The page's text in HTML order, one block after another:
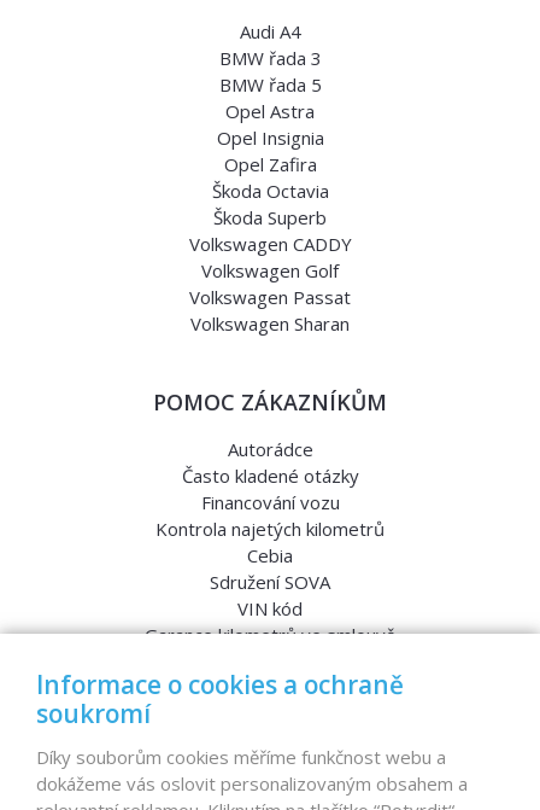
Audi A4
BMW řada 3
BMW řada 5
Opel Astra
Opel Insignia
Opel Zafira
Škoda Octavia
Škoda Superb
Volkswagen CADDY
Volkswagen Golf
Volkswagen Passat
Volkswagen Sharan
POMOC ZÁKAZNÍKŮM
Autorádce
Často kladené otázky
Financování vozu
Kontrola najetých kilometrů
Cebia
Sdružení SOVA
VIN kód
Garance kilometrů ve smlouvě
Nabídka vozů
Informace o cookies a ochraně
soukromí
Díky souborům cookies měříme funkčnost webu a
dokážeme vás oslovit personalizovaným obsahem a